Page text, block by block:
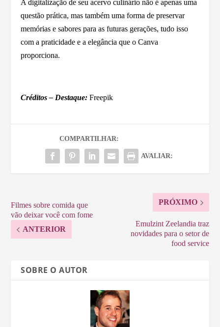
A digitalização de seu acervo culinário não é apenas uma
questão prática, mas também uma forma de preservar
memórias e sabores para as futuras gerações, tudo isso
com a praticidade e a elegância que o Canva
proporciona.
Créditos – Destaque: Freepik
COMPARTILHAR:
AVALIAR:
Filmes sobre comida que
vão deixar você com fome
ANTERIOR
PRÓXIMO
Emulzint Zeelandia traz
novidades para o setor de
food service
SOBRE O AUTOR